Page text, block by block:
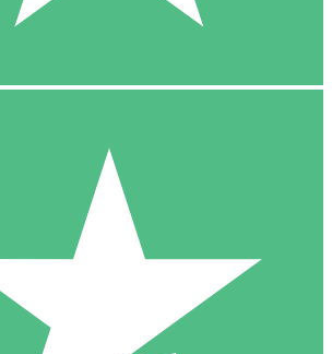
10 Downloads
20 00